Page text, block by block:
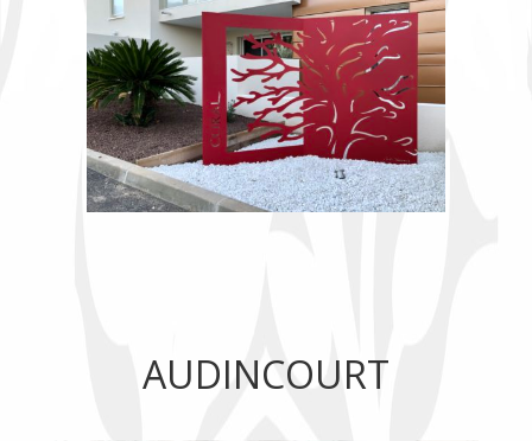
AUDINCOURT